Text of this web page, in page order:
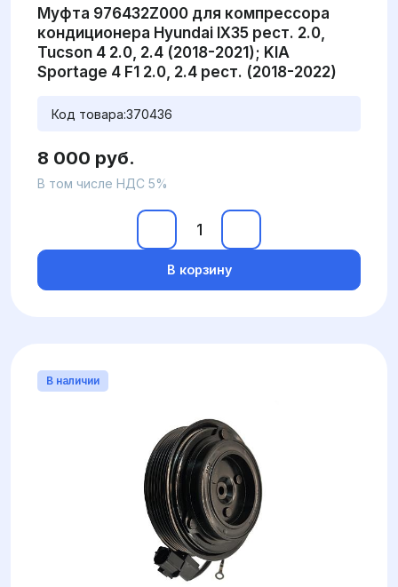
Муфта 976432Z000 для компрессора
кондиционера Hyundai IX35 рест. 2.0,
Tucson 4 2.0, 2.4 (2018-2021); KIA
Sportage 4 F1 2.0, 2.4 рест. (2018-2022)
Код товара:370436
8 000 руб.
В том числе НДС 5%
В корзину
В наличии